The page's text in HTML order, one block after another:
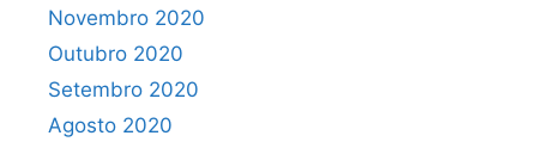
Novembro 2020
Outubro 2020
Setembro 2020
Agosto 2020